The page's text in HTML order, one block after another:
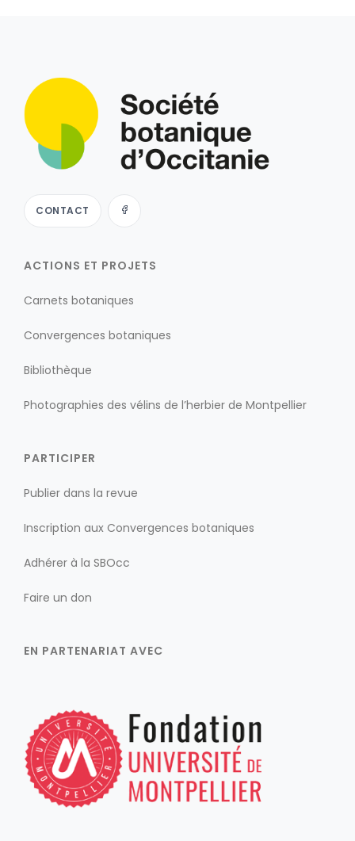
CONTACT
ACTIONS ET PROJETS
Carnets botaniques
Convergences botaniques
Bibliothèque
Photographies des vélins de l’herbier de Montpellier
PARTICIPER
Publier dans la revue
Inscription aux Convergences botaniques
Adhérer à la SBOcc
Faire un don
EN PARTENARIAT AVEC